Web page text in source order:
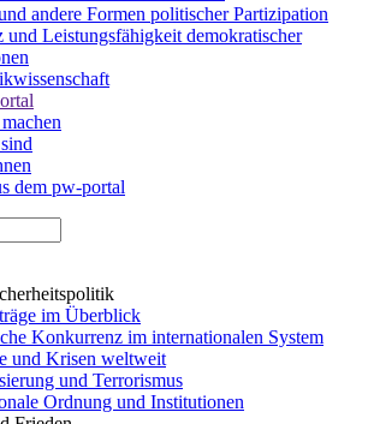
andere Formen politischer Partizipation
und Leistungsfähigkeit demokratischer
dem pw-portal
im Überblick
Konkurrenz im internationalen System
und Krisen weltweit
und Terrorismus
Ordnung und Institutionen